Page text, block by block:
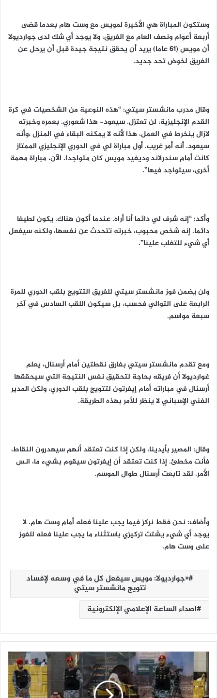
وستكون المباراة هي الأخيرة لمويس مع وست هام بعدما قضى
أربعة أعوام ونصف العام مع الفريق، ولا يوجد أي شك لدى جوارديولا
أن مويس (61 عاما) يريد أن يحقق نتيجة جيدة قبل أن يرحل عن
الفريق لخوض تحد جديد.
وقال مدرب مانشستر سيتي: “هذه النوعية من الشخصيات في كرة
القدم الإنجليزية، لن تعتزل. سيعود- هذا شعوري. بعمره وخبرته
لازال ينخرط في العمل، هذا لأنه لا يمكنه البقاء في المنزل ،وأنه
سيعود. أنه أمر غريب. أول مباراة لي في الدوري الإنجليزي الممتاز
كانت أمام سندرلاند وديفيد مويس كان متواجدا. الآن، مباراة مهمة
أخرى، سيتواجد فيها”.
وأكد: “إنه شرف لي دائما أنا أراه. عندما أكون هناك، يكون لطيفا
دائما. إنه شخص محبوب، خبرته تتحدث عن نفسها، ولكنه سيفعل
أي شيء للتغلب علينا”.
ولن يضمن فوز مانشستر سيتي للفريق التتويج بلقب الدوري للمرة
الرابعة على التوالي فحسب، بل سيكون اللقب السادس في آخر
سبعة مواسم.
ومع تقدم مانشستر سيتي بفارق نقطتين أمام أرسنال، يعلم
غوارديولا أن فريقه بحاجة لتحقيق نفس النتيجة التي سيحققها
أرسنال في مباراته أمام إيفرتون لتتويج بلقب الدوري، ولكن المدير
الفني الإسباني لا ينظر للأمر بهذه الطريقة.
وقال: المصير بأيدينا، ولكن إذا كنت تعتقد أنهم سيهدرون النقاط،
فأنت مخطئ. إذا كنت تعتقد أن إيفرتون سيقوم بشيء ما، انس
الأمر. لقد تابعت أرسنال طوال الموسم.
وأضاف: نحن فقط نركز فيما يجب علينا فعله أمام وست هام. لا
يوجد أي شيء يشتت تركيزي باستثناء ما يجب علينا فعله للفوز
على وست هام.
«جوارديولا: مويس سيفعل كل ما في وسعه لإفساد
تتويج مانشستر سيتي
اصداء الساعة الإعلامي الإلكترونية
"
ل
س